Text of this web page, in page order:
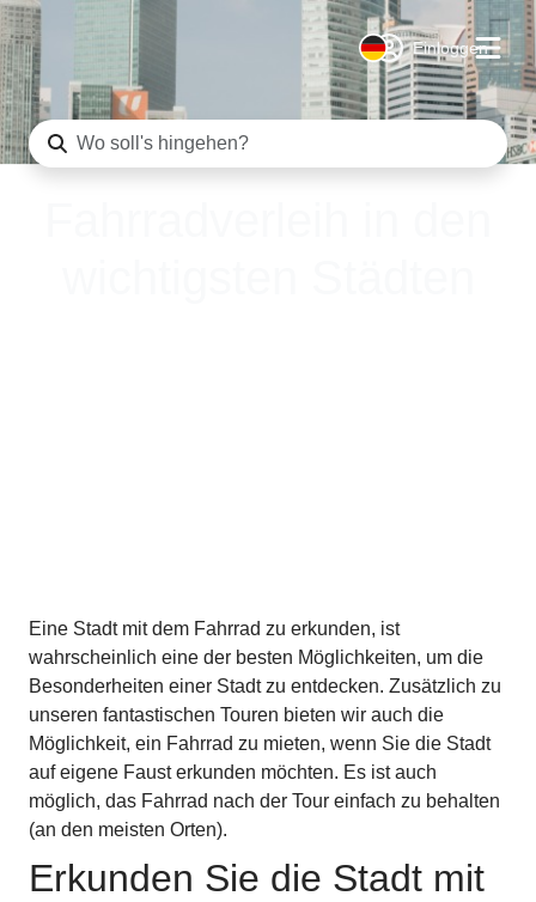
Einloggen
Eine Stadt mit dem Fahrrad zu erkunden, ist
wahrscheinlich eine der besten Möglichkeiten, um die
Besonderheiten einer Stadt zu entdecken. Zusätzlich zu
unseren fantastischen Touren bieten wir auch die
Möglichkeit, ein Fahrrad zu mieten, wenn Sie die Stadt
auf eigene Faust erkunden möchten. Es ist auch
möglich, das Fahrrad nach der Tour einfach zu behalten
(an den meisten Orten).
Erkunden Sie die Stadt mit